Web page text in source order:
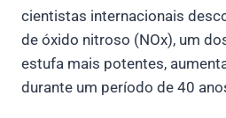
cientistas internacionais
de óxido nitroso (NOx), um
estufa mais potentes,
durante um período de 40